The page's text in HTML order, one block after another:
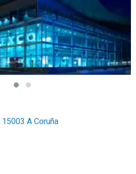
15003 A Coruña